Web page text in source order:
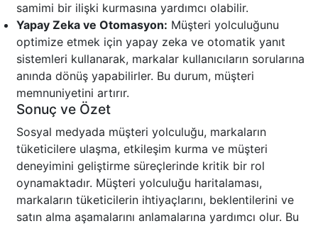
samimi bir ilişki kurmasına yardımcı olabilir.
Yapay Zeka ve Otomasyon: Müşteri yolculuğunu
optimize etmek için yapay zeka ve otomatik yanıt
sistemleri kullanarak, markalar kullanıcıların sorularına
anında dönüş yapabilirler. Bu durum, müşteri
memnuniyetini artırır.
Sonuç ve Özet
Sosyal medyada müşteri yolculuğu, markaların
tüketicilere ulaşma, etkileşim kurma ve müşteri
deneyimini geliştirme süreçlerinde kritik bir rol
oynamaktadır. Müşteri yolculuğu haritalaması,
markaların tüketicilerin ihtiyaçlarını, beklentilerini ve
satın alma aşamalarını anlamalarına yardımcı olur. Bu